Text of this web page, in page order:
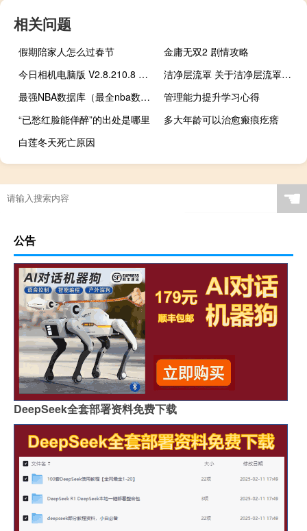
相关问题
假期陪家人怎么过春节
金庸无双2 剧情攻略
今日相机电脑版 V2.8.210.8 官方PC版（今日相机电脑版 V2.8.210.8 官方PC版功能简介）
洁净层流罩 关于洁净层流罩的介绍
最强NBA数据库（最全nba数据库）
管理能力提升学习心得
“已愁红脸能佯醉”的出处是哪里
多大年龄可以治愈瘢痕疙瘩
白莲冬天死亡原因
☚
公告
DeepSeek全套部署资料免费下载